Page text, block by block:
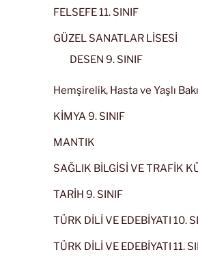
FELSEFE 11. SINIF
GÜZEL SANATLAR LİSESİ
DESEN 9. SINIF
Hemşirelik, Hasta ve Yaşlı
KİMYA 9. SINIF
MANTIK
SAĞLIK BİLGİSİ VE TRAFİK
TARİH 9. SINIF
TÜRK DİLİ VE EDEBİYATI 10.
TÜRK DİLİ VE EDEBİYATI 11.